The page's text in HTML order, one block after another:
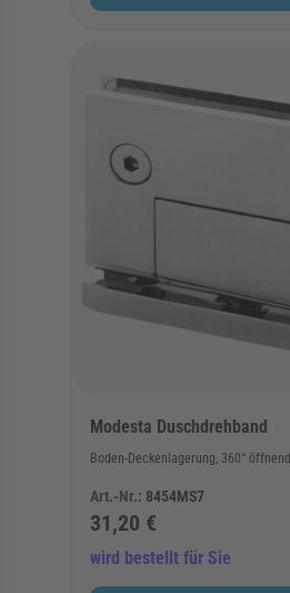
Modesta Duschdrehband
Boden-Deckenlagerung, 360° öffnend
Art.-Nr.: 8454MS7
31,20 €
wird bestellt für Sie